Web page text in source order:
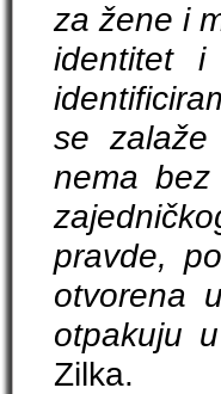
za žene i
identitet
se
nema
pravde,
otvorena
otpakuju
Zilka.